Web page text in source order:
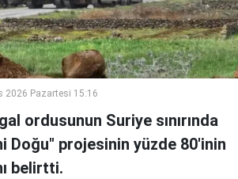
2026 Pazartesi 15:16
ordusunun Suriye sınırında
Doğu" projesinin yüzde 80'inin
belirtti.